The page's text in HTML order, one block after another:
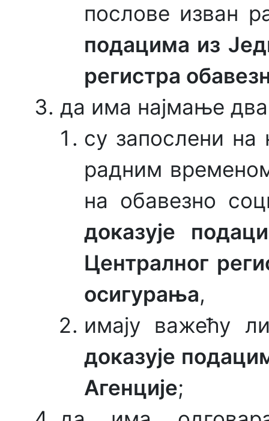
послове изван
подацима из
регистра
да има најмање два
су запослени
радним
на обавезно
доказује
Централног
осигурања,
имају важећу
доказује
Агенције;